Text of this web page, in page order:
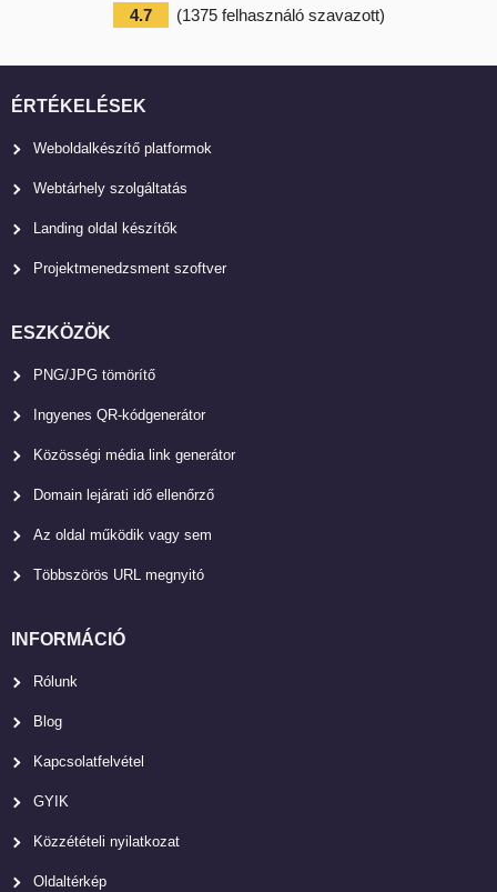
4.7 (1375felhasználó szavazott)
ÉRTÉKELÉSEK
Weboldalkészítő platformok
Webtárhely szolgáltatás
Landing oldal készítők
Projektmenedzsment szoftver
ESZKÖZÖK
PNG/JPG tömörítő
Ingyenes QR-kódgenerátor
Közösségi média link generátor
Domain lejárati idő ellenőrző
Az oldal működik vagy sem
Többszörös URL megnyitó
INFORMÁCIÓ
Rólunk
Blog
Kapcsolatfelvétel
GYIK
Közzétételi nyilatkozat
Oldaltérkép